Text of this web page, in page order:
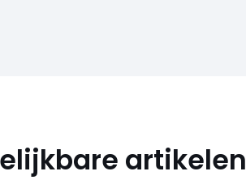
artikelen